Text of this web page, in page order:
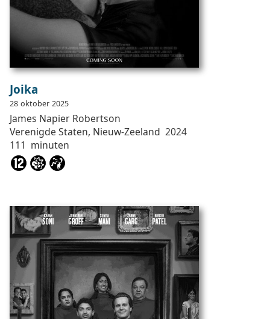
Joika
28 oktober 2025
James Napier Robertson
Verenigde Staten, Nieuw-Zeeland 2024
111 minuten